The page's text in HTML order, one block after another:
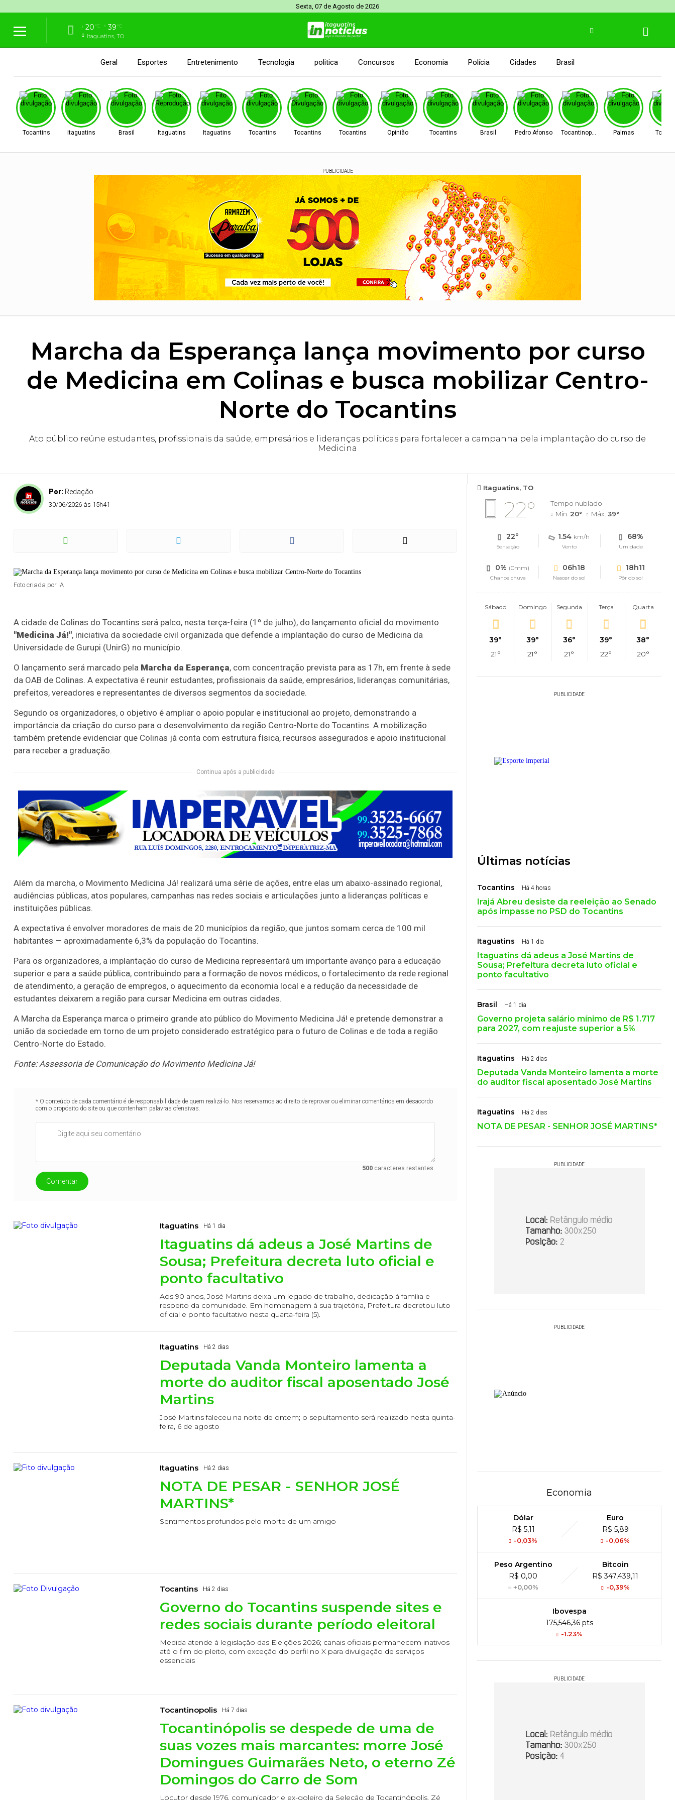
Sexta, 07 de Agosto de 2026
20°C 39°C
Itaguatins, TO
Geral Esportes Entretenimento Tecnologia politica Concursos Economia Polícia Cidades Brasil
Tocantins Itaguatins Brasil Itaguatins Itaguatins Tocantins Tocantins Tocantins Opinião Tocantins Brasil Pedro Afonso Tocantinopolis Palmas
PUBLICIDADE
Marcha da Esperança lança movimento por curso
de Medicina em Colinas e busca mobilizar Centro-
Norte do Tocantins
Ato público reúne estudantes, profissionais da saúde, empresários e lideranças políticas para fortalecer a campanha pela implantação do curso de
Medicina
Por: Redação
30/06/2026 às 15h41
Foto criada por IA
A cidade de Colinas do Tocantins será palco, nesta terça-feira (1º de julho), do lançamento oficial do movimento
"Medicina Já!", iniciativa da sociedade civil organizada que defende a implantação do curso de Medicina da
Universidade de Gurupi (UnirG) no município.
O lançamento será marcado pela Marcha da Esperança, com concentração prevista para as 17h, em frente à sede
da OAB de Colinas. A expectativa é reunir estudantes, profissionais da saúde, empresários, lideranças comunitárias,
prefeitos, vereadores e representantes de diversos segmentos da sociedade.
Segundo os organizadores, o objetivo é ampliar o apoio popular e institucional ao projeto, demonstrando a
importância da criação do curso para o desenvolvimento da região Centro-Norte do Tocantins. A mobilização
também pretende evidenciar que Colinas já conta com estrutura física, recursos assegurados e apoio institucional
para receber a graduação.
Continua após a publicidade
Além da marcha, o Movimento Medicina Já! realizará uma série de ações, entre elas um abaixo-assinado regional,
audiências públicas, atos populares, campanhas nas redes sociais e articulações junto a lideranças políticas e
instituições públicas.
A expectativa é envolver moradores de mais de 20 municípios da região, que juntos somam cerca de 100 mil
habitantes — aproximadamente 6,3% da população do Tocantins.
Para os organizadores, a implantação do curso de Medicina representará um importante avanço para a educação
superior e para a saúde pública, contribuindo para a formação de novos médicos, o fortalecimento da rede regional
de atendimento, a geração de empregos, o aquecimento da economia local e a redução da necessidade de
estudantes deixarem a região para cursar Medicina em outras cidades.
A Marcha da Esperança marca o primeiro grande ato público do Movimento Medicina Já! e pretende demonstrar a
união da sociedade em torno de um projeto considerado estratégico para o futuro de Colinas e de toda a região
Centro-Norte do Estado.
Fonte: Assessoria de Comunicação do Movimento Medicina Já!
* O conteúdo de cada comentário é de responsabilidade de quem realizá-lo. Nos reservamos ao direito de reprovar ou eliminar comentários em desacordo
com o propósito do site ou que contenham palavras ofensivas.
500caracteres restantes.
Comentar
Itaguatins Há 1 dia
Itaguatins dá adeus a José Martins de
Sousa; Prefeitura decreta luto oficial e
ponto facultativo
Aos 90 anos, José Martins deixa um legado de trabalho, dedicação à família e
respeito da comunidade. Em homenagem à sua trajetória, Prefeitura decretou luto
oficial e ponto facultativo nesta quarta-feira (5).
Itaguatins Há 2 dias
Deputada Vanda Monteiro lamenta a
morte do auditor fiscal aposentado José
Martins
José Martins faleceu na noite de ontem; o sepultamento será realizado nesta quinta-
feira, 6 de agosto
Itaguatins Há 2 dias
NOTA DE PESAR - SENHOR JOSÉ
MARTINS*
Sentimentos profundos pelo morte de um amigo
Tocantins Há 2 dias
Governo do Tocantins suspende sites e
redes sociais durante período eleitoral
Medida atende à legislação das Eleições 2026; canais oficiais permanecem inativos
até o fim do pleito, com exceção do perfil no X para divulgação de serviços
essenciais
Tocantinopolis Há 7 dias
Tocantinópolis se despede de uma de
suas vozes mais marcantes: morre José
Domingues Guimarães Neto, o eterno Zé
Domingos do Carro de Som
Locutor desde 1976, comunicador e ex-goleiro da Seleção de Tocantinópolis, Zé
Itaguatins, TO
22°
Tempo nublado
Mín. 20° Máx. 39°
22°
Sensação
1.54 km/h
Vento
68%
Umidade
0% (0mm)
Chance chuva
06h18
Nascer do sol
18h11
Pôr do sol
Sábado
39°
21°
Domingo
39°
21°
Segunda
36°
21°
Terça
39°
22°
Quarta
38°
20°
PUBLICIDADE
Últimas notícias
Tocantins Há 4 horas
Irajá Abreu desiste da reeleição ao Senado
após impasse no PSD do Tocantins
Itaguatins Há 1 dia
Itaguatins dá adeus a José Martins de
Sousa; Prefeitura decreta luto oficial e
ponto facultativo
Brasil Há 1 dia
Governo projeta salário mínimo de R$ 1.717
para 2027, com reajuste superior a 5%
Itaguatins Há 2 dias
Deputada Vanda Monteiro lamenta a morte
do auditor fiscal aposentado José Martins
Itaguatins Há 2 dias
NOTA DE PESAR - SENHOR JOSÉ MARTINS*
PUBLICIDADE
PUBLICIDADE
Economia
Dólar
R$ 5,11
-0,03%
Euro
R$ 5,89
-0,06%
Peso Argentino
R$ 0,00
+0,00%
Bitcoin
R$ 347,439,11
-0,39%
Ibovespa
175,546,36 pts
-1.23%
PUBLICIDADE